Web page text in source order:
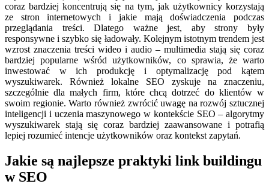
coraz bardziej koncentrują się na tym, jak użytkownicy korzystają
ze stron internetowych i jakie mają doświadczenia podczas
przeglądania treści. Dlatego ważne jest, aby strony były
responsywne i szybko się ładowały. Kolejnym istotnym trendem jest
wzrost znaczenia treści wideo i audio – multimedia stają się coraz
bardziej popularne wśród użytkowników, co sprawia, że warto
inwestować w ich produkcję i optymalizację pod kątem
wyszukiwarek. Również lokalne SEO zyskuje na znaczeniu,
szczególnie dla małych firm, które chcą dotrzeć do klientów w
swoim regionie. Warto również zwrócić uwagę na rozwój sztucznej
inteligencji i uczenia maszynowego w kontekście SEO – algorytmy
wyszukiwarek stają się coraz bardziej zaawansowane i potrafią
lepiej rozumieć intencje użytkowników oraz kontekst zapytań.
Jakie są najlepsze praktyki link buildingu
w SEO